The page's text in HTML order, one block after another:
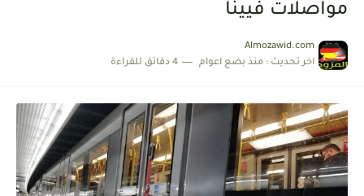
مواصلات فيينا
Almozawid.com
اخر تحديث : منذ بضع اعوام 4 دقائق للقراءة